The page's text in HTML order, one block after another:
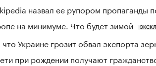
назвал ее рупором пропаганды
на минимуме. Что будет зимой
Украине грозит обвал экспорта
при рождении получают